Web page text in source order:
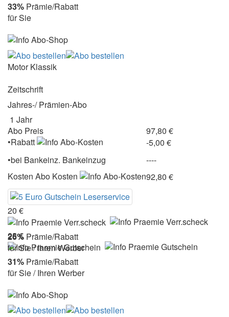
33% Prämie/Rabatt
für Sie
Motor Klassik
Zeitschrift
Jahres-/ Prämien-Abo
1 Jahr
Abo Preis
97,80 €
•Rabatt
-5,00 €
•bei Bankeinz. Bankeinzug
----
Kosten Abo Kosten 92,80 €
20 €
26% Prämie/Rabatt
für Sie / Ihren Werber
25 €
31% Prämie/Rabatt
für Sie / Ihren Werber